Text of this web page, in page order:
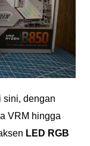
sini, dengan
VRM hingga
LED RGB